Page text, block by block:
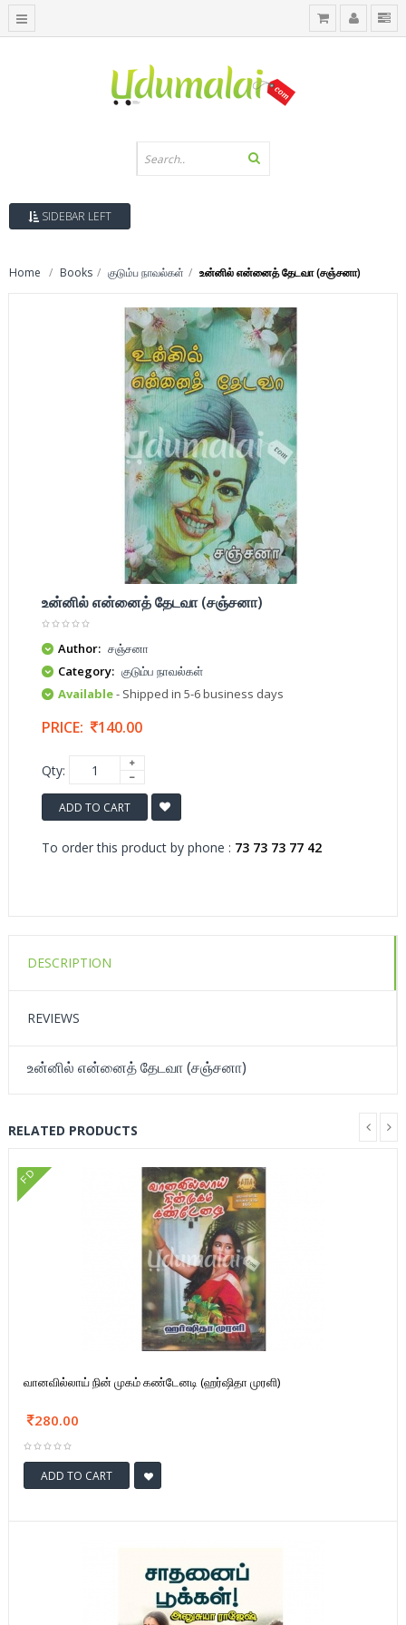
SIDEBAR LEFT
Home Books குடும்ப நாவல்கள் உன்னில் என்னைத் தேடவா (சஞ்சனா)
உன்னில் என்னைத் தேடவா (சஞ்சனா)
Author: சஞ்சனா
Category: குடும்ப நாவல்கள்
Available- Shipped in 5-6 business days
PRICE: 140.00
Qty:
ADD TO CART
To order this product by phone : 73 73 73 77 42
DESCRIPTION
REVIEWS
உன்னில் என்னைத் தேடவா (சஞ்சனா)
RELATED PRODUCTS
FD
வானவில்லாய் நின் முகம் கண்டேனடி (ஹர்ஷிதா முரளி)
280.00
ADD TO CART